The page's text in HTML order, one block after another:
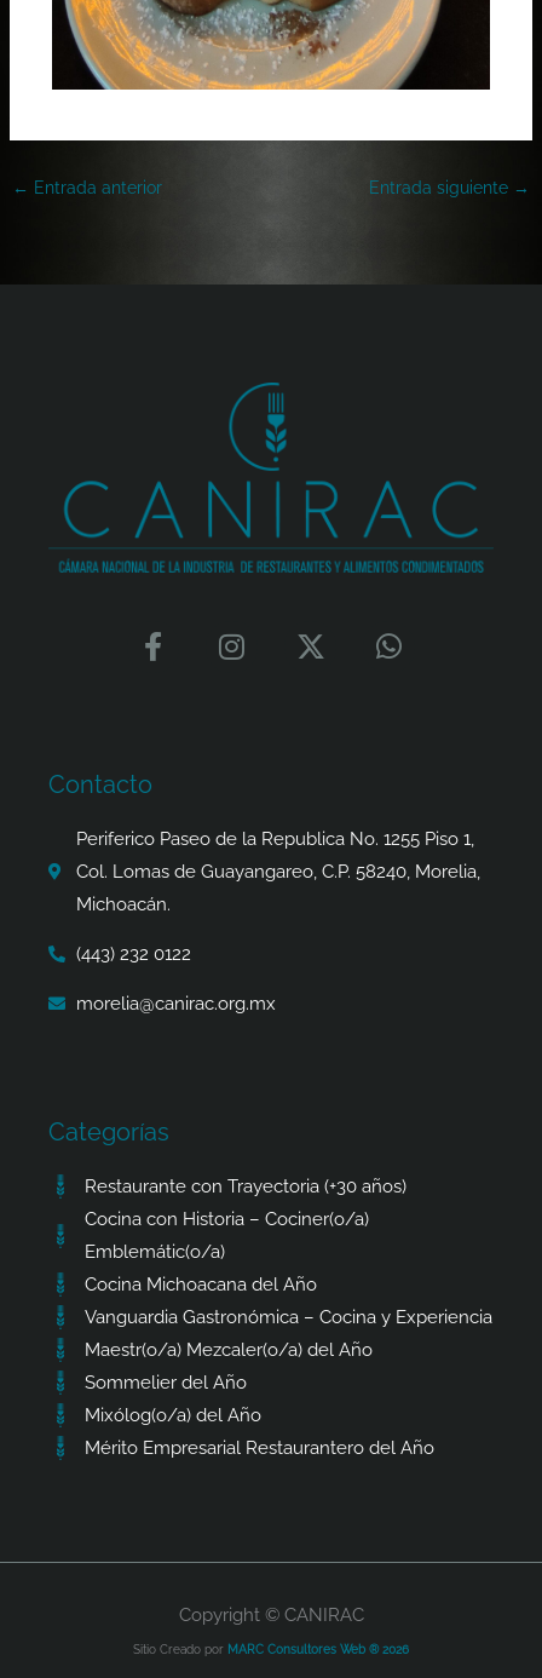
← Entrada anterior Entrada siguiente →
F
a
o
k
-
f
I
n
a
m
X
-
e
r
W
h
p
Contacto
Periferico Paseo de la Republica No. 1255 Piso 1,
Col. Lomas de Guayangareo, C.P. 58240, Morelia,
Michoacán.
(443) 232 0122
morelia@canirac.org.mx
Categorías
Restaurante con Trayectoria (+30 años)
Cocina con Historia – Cociner(o/a)
Emblemátic(o/a)
Cocina Michoacana del Año
Vanguardia Gastronómica – Cocina y Experiencia
Maestr(o/a) Mezcaler(o/a) del Año
Sommelier del Año
Mixólog(o/a) del Año
Mérito Empresarial Restaurantero del Año
Copyright © CANIRAC
Sitio Creado por MARC Consultores Web ® 2026